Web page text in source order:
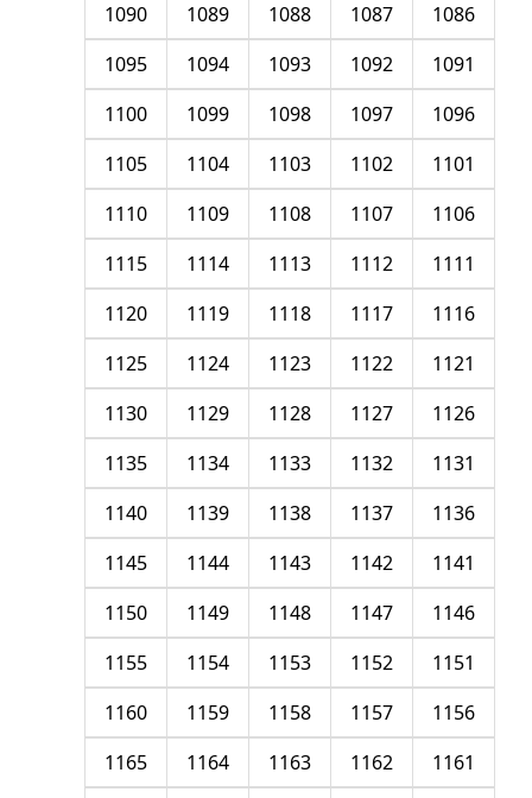
1086
1087
1088
1089
1090
1091
1092
1093
1094
1095
1096
1097
1098
1099
1100
1101
1102
1103
1104
1105
1106
1107
1108
1109
1110
1111
1112
1113
1114
1115
1116
1117
1118
1119
1120
1121
1122
1123
1124
1125
1126
1127
1128
1129
1130
1131
1132
1133
1134
1135
1136
1137
1138
1139
1140
1141
1142
1143
1144
1145
1146
1147
1148
1149
1150
1151
1152
1153
1154
1155
1156
1157
1158
1159
1160
1161
1162
1163
1164
1165